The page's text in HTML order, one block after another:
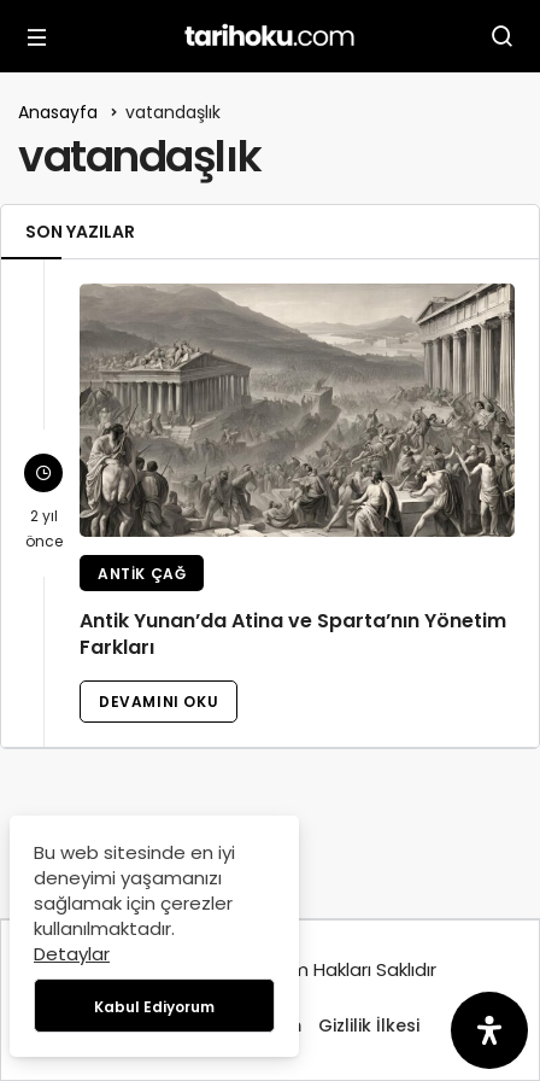
Anasayfa vatandaşlık
vatandaşlık
SON YAZILAR
2 yıl
önce
ANTIK ÇAĞ
Antik Yunan’da Atina ve Sparta’nın Yönetim
Farkları
DEVAMINI OKU
© Copyright 2025, Tüm Hakları Saklıdır
Hakkımızda İletişim Gizlilik İlkesi
Bu web sitesinde en iyi
deneyimi yaşamanızı
sağlamak için çerezler
kullanılmaktadır.
Detaylar
Kabul Ediyorum